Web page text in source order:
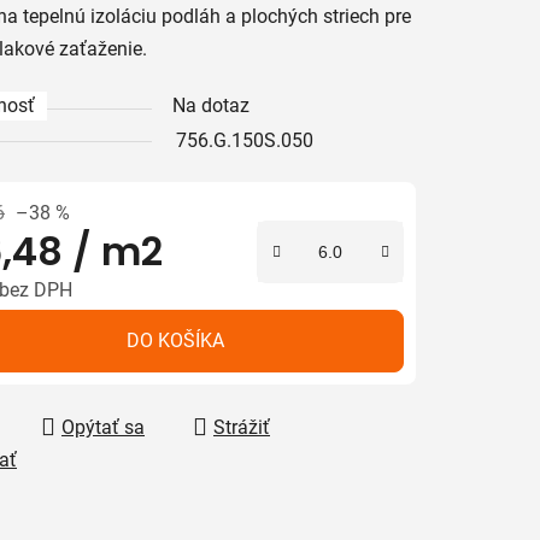
tepelnú izoláciu podláh a plochých striech pre
zaťaženie.
Na dotaz
756.G.150S.050
–38 %
/ m2
DPH
DO KOŠÍKA
Opýtať sa
Strážiť